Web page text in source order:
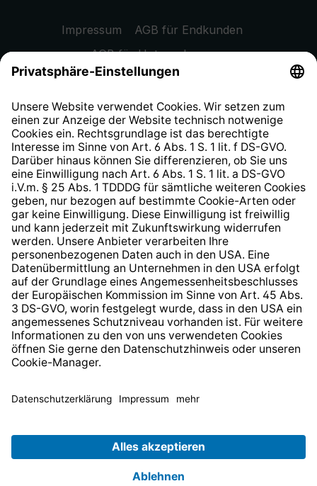
Impressum
AGB für Endkunden
AGB für Unternehmen
Datenschutzhinweis
Widerrufsrecht
Hinweisgeberschutzsystem
Barrierefreiheit
* Alle Preise inkl. gesetzl. Mehrwertsteuer zzgl.
anders angegeben.
© 2026 TechniSat Digital GmbH
TechniSat ist ein Unternehmen der